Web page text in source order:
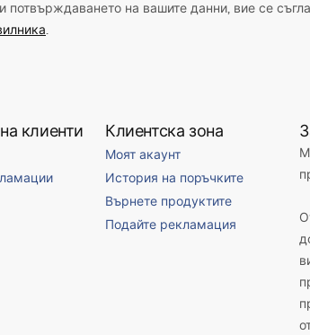
потвърждаването на вашите данни, вие се
.
клиенти Клиентска зона
Моят акаунт
История на поръчките
Върнете продуктите
Подайте рекламация